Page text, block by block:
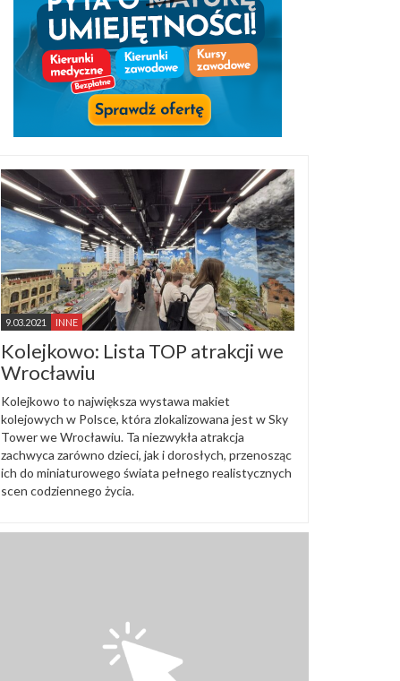
9.03.2021 INNE
Kolejkowo: Lista TOP atrakcji we
Wrocławiu
Kolejkowo to największa wystawa makiet
kolejowych w Polsce, która zlokalizowana jest w Sky
Tower we Wrocławiu. Ta niezwykła atrakcja
zachwyca zarówno dzieci, jak i dorosłych, przenosząc
ich do miniaturowego świata pełnego realistycznych
scen codziennego życia.